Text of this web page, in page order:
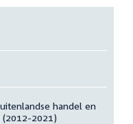
handel en
2021)